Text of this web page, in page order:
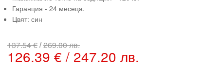
Гаранция - 24 месеца.
Цвят: син
137.54 €/269.00 лв.
126.39 € / 247.20 лв.